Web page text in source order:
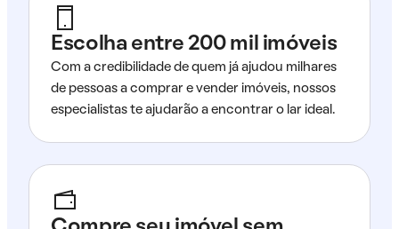
Escolha entre 200 mil imóveis
Com a credibilidade de quem já ajudou milhares
de pessoas a comprar e vender imóveis, nossos
especialistas te ajudarão a encontrar o lar ideal.